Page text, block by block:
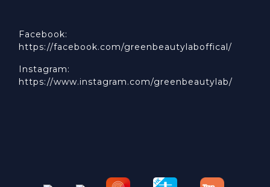
Facebook:
https://facebook.com/greenbeautylaboffical/
Instagram:
https://www.instagram.com/greenbeautylab/